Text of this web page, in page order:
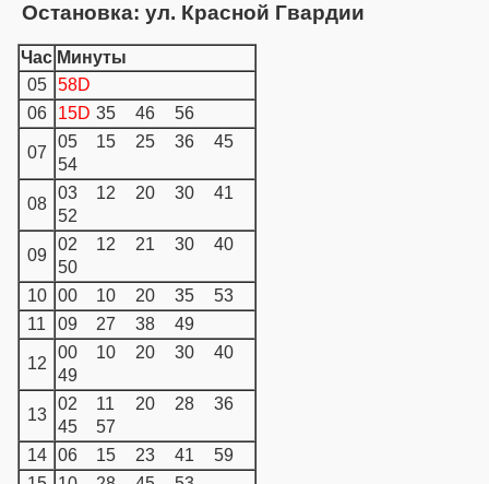
Остановка: ул. Красной Гвардии
Час Минуты
05
58D
06
15D 35 46 56
07
05 15 25 36
45
54
08
03 12 20 30
41
52
09
02 12 21 30
40
50
10
00 10 20 35
53
11
09 27 38 49
12
00 10 20 30
40
49
13
02 11 20 28
36
45
57
14
06 15 23 41
59